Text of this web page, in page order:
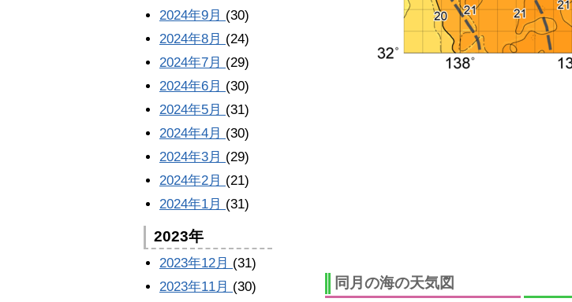
同月の海の天気図
2024年9月 (30)
2024年8月 (24)
2024年7月 (29)
2024年6月 (30)
2024年5月 (31)
2024年4月 (30)
2024年3月 (29)
2024年2月 (21)
2024年1月 (31)
2023年
2023年12月 (31)
2023年11月 (30)